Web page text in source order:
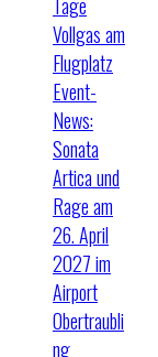
Vollgas am
Flugplatz
Event-
News:
Sonata
Artica und
Rage am
26. April
2027 im
Airport
Obertraubli
ng